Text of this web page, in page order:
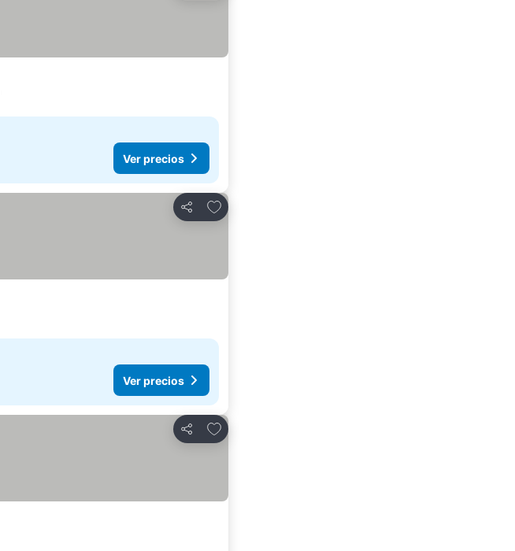
Ver precios
Compartir
Añadir a favoritos
Ver precios
Compartir
Añadir a favoritos